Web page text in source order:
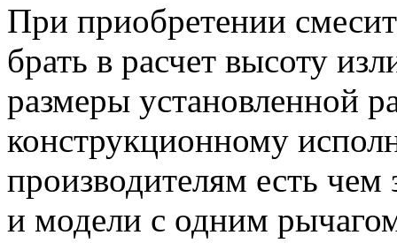
При приобретении
брать в расчет высоту
размеры установленной
конструкционному
производителям есть чем
и модели с одним